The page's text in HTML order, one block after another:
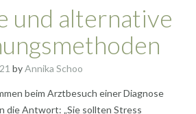
und alternative
byAnnika Schoo
beim Arztbesuch einer Diagnose
die Antwort: „Sie sollten Stress